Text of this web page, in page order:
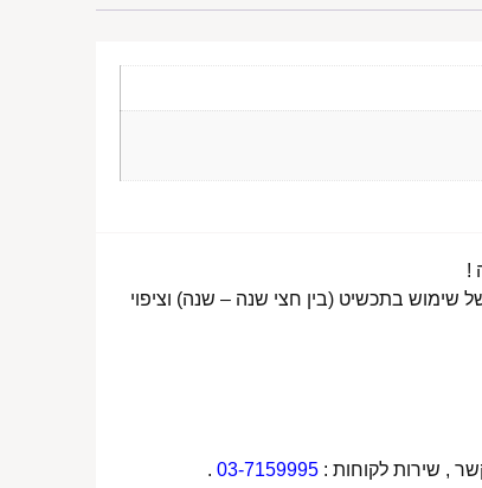
שימוש בתכשיט (בין חצי שנה – שנה) וציפוי
, שירות לקוחות : 03-7159995
.